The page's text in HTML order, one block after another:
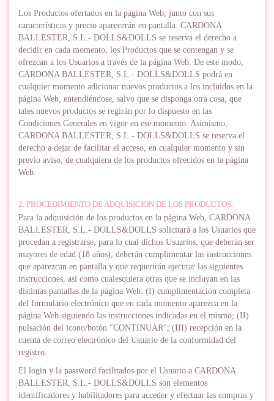
Los Productos ofertados en la página Web, junto con sus
características y precio aparecerán en pantalla. CARDONA
BALLESTER, S.L.- DOLLS&DOLLS se reserva el derecho a
decidir en cada momento, los Productos que se contengan y se
ofrezcan a los Usuarios a través de la página Web. De este modo,
CARDONA BALLESTER, S.L.- DOLLS&DOLLS podrá en
cualquier momento adicionar nuevos productos a los incluidos en la
página Web, entendiéndose, salvo que se disponga otra cosa, que
tales nuevos productos se regirán por lo dispuesto en las
Condiciones Generales en vigor en ese momento. Asimismo,
CARDONA BALLESTER, S.L.- DOLLS&DOLLS se reserva el
derecho a dejar de facilitar el acceso, en cualquier momento y sin
previo aviso, de cualquiera de los productos ofrecidos en la página
Web.
2. PROCEDIMIENTO DE ADQUISICIÓN DE LOS PRODUCTOS.
Para la adquisición de los productos en la página Web, CARDONA
BALLESTER, S.L.- DOLLS&DOLLS solicitará a los Usuarios que
procedan a registrarse, para lo cual dichos Usuarios, que deberán ser
mayores de edad (18 años), deberán cumplimentar las instrucciones
que aparezcan en pantalla y que requerirán ejecutar las siguientes
instrucciones, así como cualesquiera otras que se incluyan en las
distintas pantallas de la página Web: (I) cumplimentación completa
del formulario electrónico que en cada momento aparezca en la
página Web siguiendo las instrucciones indicadas en el mismo; (II)
pulsación del icono/botón "CONTINUAR"; (III) recepción en la
cuenta de correo electrónico del Usuario de la conformidad del
registro.
El login y la password facilitados por el Usuario a CARDONA
BALLESTER, S.L.- DOLLS&DOLLS son elementos
identificadores y habilitadores para acceder y efectuar las compras y